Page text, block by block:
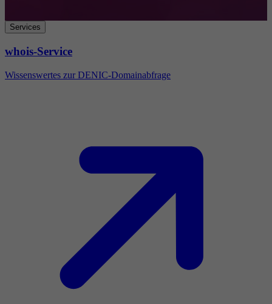
Services
whois-Service
Wissenswertes zur DENIC-Domainabfrage